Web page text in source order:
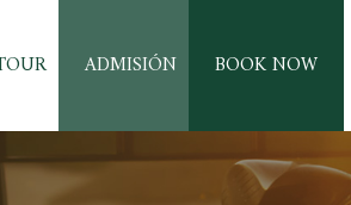
ADMISIÓN BOOK NOW